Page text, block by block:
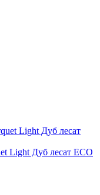
Light Дуб лесат ЕСО